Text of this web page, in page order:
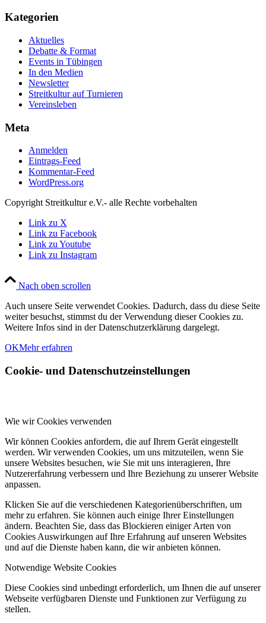
Kategorien
Aktuelles
Debatte & Format
Events in Tübingen
In den Medien
Newsletter
Streitkultur auf Turnieren
Vereinsleben
Meta
Anmelden
Eintrags-Feed
Kommentar-Feed
WordPress.org
Copyright Streitkultur e.V.- alle Rechte vorbehalten
Link zu X
Link zu Facebook
Link zu Youtube
Link zu Instagram
Nach oben scrollen
Auch unsere Seite verwendet Cookies. Dadurch, dass du diese Seite
weiter besuchst, stimmst du der Verwendung dieser Cookies zu.
Weitere Infos sind in der Datenschutzerklärung dargelegt.
OKMehr erfahren
Cookie- und Datenschutzeinstellungen
Wie wir Cookies verwenden
Wir können Cookies anfordern, die auf Ihrem Gerät eingestellt
werden. Wir verwenden Cookies, um uns mitzuteilen, wenn Sie
unsere Websites besuchen, wie Sie mit uns interagieren, Ihre
Nutzererfahrung verbessern und Ihre Beziehung zu unserer Website
anpassen.
Klicken Sie auf die verschiedenen Kategorienüberschriften, um
mehr zu erfahren. Sie können auch einige Ihrer Einstellungen
ändern. Beachten Sie, dass das Blockieren einiger Arten von
Cookies Auswirkungen auf Ihre Erfahrung auf unseren Websites
und auf die Dienste haben kann, die wir anbieten können.
Notwendige Website Cookies
Diese Cookies sind unbedingt erforderlich, um Ihnen die auf unserer
Webseite verfügbaren Dienste und Funktionen zur Verfügung zu
stellen.